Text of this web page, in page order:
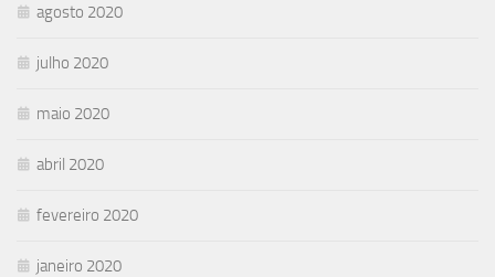
agosto 2020
julho 2020
maio 2020
abril 2020
fevereiro 2020
janeiro 2020